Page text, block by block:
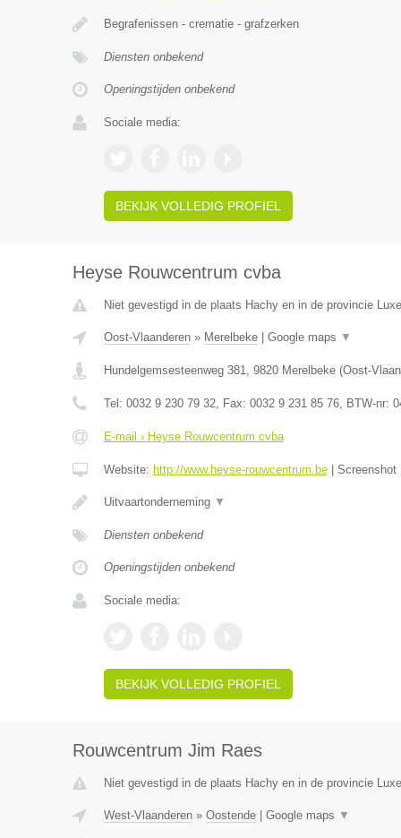
Begrafenissen - crematie - grafzerken
Diensten onbekend
Openingstijden onbekend
Sociale media:
BEKIJK VOLLEDIG PROFIEL
Heyse Rouwcentrum cvba
Niet gevestigd in de plaats Hachy en in de provincie
Oost-Vlaanderen» Merelbeke| Google maps ▼
Hundelgemsesteenweg 381, 9820 Merelbeke(Oost-
Tel: 0032 9 230 79 32, Fax: 0032 9 231 85 76, BTW-nr:
E-mail › Heyse Rouwcentrum cvba
Website: http://www.heyse-rouwcentrum.be| Screenshot
Uitvaartonderneming ▼
Diensten onbekend
Openingstijden onbekend
Sociale media:
BEKIJK VOLLEDIG PROFIEL
Rouwcentrum Jim Raes
Niet gevestigd in de plaats Hachy en in de provincie
West-Vlaanderen» Oostende| Google maps ▼